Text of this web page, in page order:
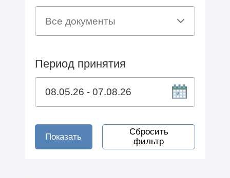
Период принятия
Показать
Сбросить
фильтр